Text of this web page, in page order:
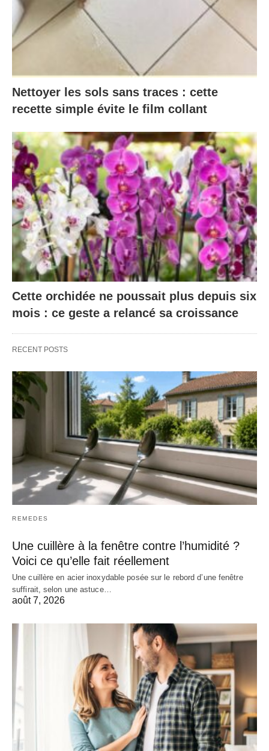
Nettoyer les sols sans traces : cette
recette simple évite le film collant
Cette orchidée ne poussait plus depuis six
mois : ce geste a relancé sa croissance
RECENT POSTS
REMEDES
Une cuillère à la fenêtre contre l’humidité ?
Voici ce qu’elle fait réellement
Une cuillère en acier inoxydable posée sur le rebord d’une fenêtre
suffirait, selon une astuce…
août 7, 2026